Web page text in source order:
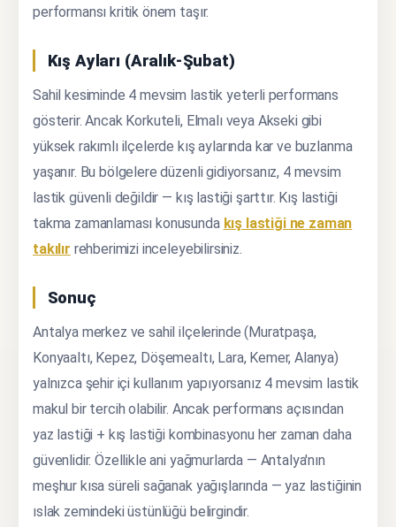
performansı kritik önem taşır.
Kış Ayları (Aralık-Şubat)
Sahil kesiminde 4 mevsim lastik yeterli performans
gösterir. Ancak Korkuteli, Elmalı veya Akseki gibi
yüksek rakımlı ilçelerde kış aylarında kar ve buzlanma
yaşanır. Bu bölgelere düzenli gidiyorsanız, 4 mevsim
lastik güvenli değildir — kış lastiği şarttır. Kış lastiği
takma zamanlaması konusunda kış lastiği ne zaman
takılır rehberimizi inceleyebilirsiniz.
Sonuç
Antalya merkez ve sahil ilçelerinde (Muratpaşa,
Konyaaltı, Kepez, Döşemealtı, Lara, Kemer, Alanya)
yalnızca şehir içi kullanım yapıyorsanız 4 mevsim lastik
makul bir tercih olabilir. Ancak performans açısından
yaz lastiği + kış lastiği kombinasyonu her zaman daha
güvenlidir. Özellikle ani yağmurlarda — Antalya'nın
meşhur kısa süreli sağanak yağışlarında — yaz lastiğinin
ıslak zemindeki üstünlüğü belirgindir.